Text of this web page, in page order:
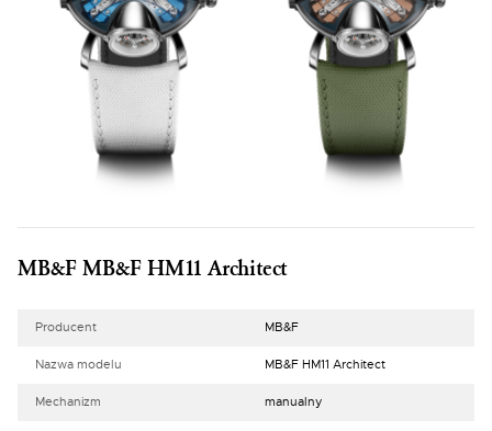
MB&F MB&F HM11 Architect
Producent MB&F
Nazwa modelu MB&F HM11 Architect
Mechanizm manualny